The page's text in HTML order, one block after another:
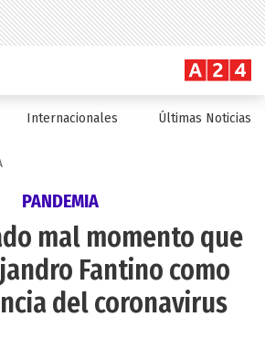
Internacionales Últimas Noticias
PANDEMIA
mal momento que
Fantino como
del coronavirus